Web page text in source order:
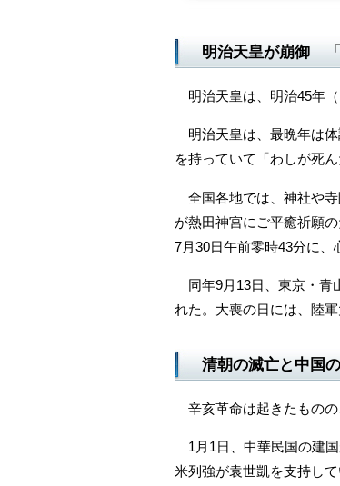
明治天皇が崩御 「
明治天皇は、明治45年（
明治天皇は、最晩年は体
を持っていて「わしが死
全国各地では、神社や寺
が熱田神宮にご平癒祈願
7月30日午前零時43分に、
同年9月13日、東京・青
れた。大喪の日には、陸
清朝の滅亡と中国
辛亥革命は起きたものの
1月1日、中華民国の建
米列強が袁世凱を支持し